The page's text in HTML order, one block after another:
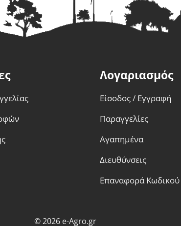
Λογαριασμός
Είσοδος / Εγγραφή
Παραγγελίες
Αγαπημένα
Διευθύνσεις
Επαναφορά Κωδικού
© 2026 e-Agro.gr